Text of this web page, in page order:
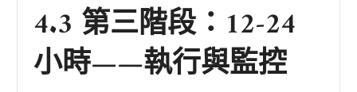
4.3 第三階段：12-24
小時——執行與監控